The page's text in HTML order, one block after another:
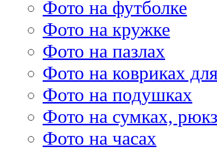
Фото на футболке
Фото на кружке
Фото на пазлах
Фото на ковриках
Фото на подушках
Фото на сумках,
Фото на часах